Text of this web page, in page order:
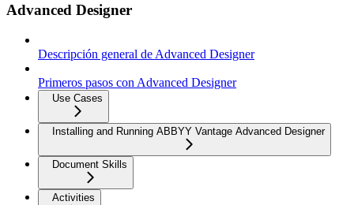
Advanced Designer
Descripción general de Advanced Designer
Primeros pasos con Advanced Designer
Use Cases
Installing and Running ABBYY Vantage Advanced Designer
Document Skills
Activities